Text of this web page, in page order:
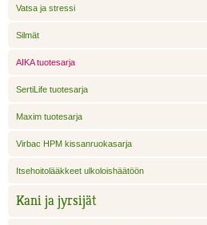
Vatsa ja stressi
Silmät
AIKA tuotesarja
SertiLife tuotesarja
Maxim tuotesarja
Virbac HPM kissanruokasarja
Itsehoitolääkkeet ulkoloishäätöön
Kani ja jyrsijät